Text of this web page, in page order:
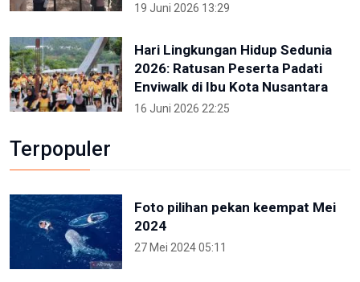
19 Juni 2026 13:29
Hari Lingkungan Hidup Sedunia
2026: Ratusan Peserta Padati
Enviwalk di Ibu Kota Nusantara
16 Juni 2026 22:25
Terpopuler
Foto pilihan pekan keempat Mei
2024
27 Mei 2024 05:11